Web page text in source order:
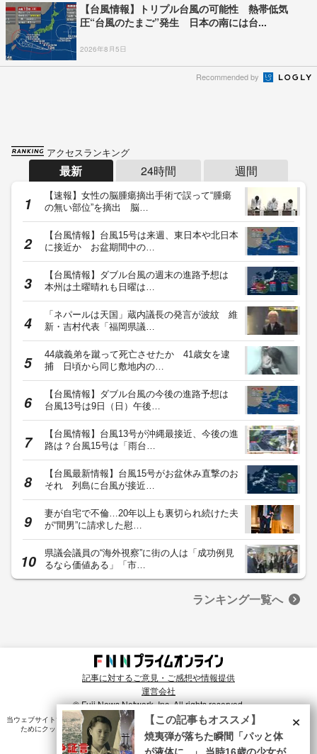
【台風情報】トリプル台風の可能性 熱帯低気
圧“台風のたまご”発生 日本の南には台...
2026年8月5日
Recommended by
アクセスランキング
最新 24時間 週間
【速報】女性の脳腫瘍摘出手術で誤って“腫瘍
の無い部位”を摘出 脳…
【台風情報】台風15号は来週、東日本や北日本
に接近か お盆期間中の…
【台風情報】ダブル台風の週末の進路予想は
本州は土曜晴れも日曜は…
「ネパールは天国」蔵内議長の発言が波紋 維
新・吉村代表「福岡県議…
44歳義弟を蹴って死亡させたか 41歳女を逮
捕 日頃から同じ敷地内の…
【台風情報】ダブル台風の今後の進路予想は
台風13号は9日（日）午後…
【台風情報】台風13号が沖縄最接近、今後の進
路は？台風15号は「雨台…
【台風最新情報】台風15号がお盆休み直撃のお
それ 列島に台風が接近…
妻が自宅で不倫…20年以上も裏切られ続けた夫
が“間男”に請求した慰…
県議会議員の“海外視察”に街の人は「成功例見
るなら価値ある」「市…
ランキング一覧へ
記事に対するご意見・ご感想や情報提供
運営会社
© Fuji News Network, Inc. All rights reserved.
当ウェブサイトでは、ユーザのニーズ・興味・関⼼に合致したコンテンツや広告配信を提供する
ためにクッキーを使⽤しています。詳細は、
プライバシーポリシー をご確認ください。×
【この記事もオススメ】
焼夷弾が落ちた瞬間「パッと体